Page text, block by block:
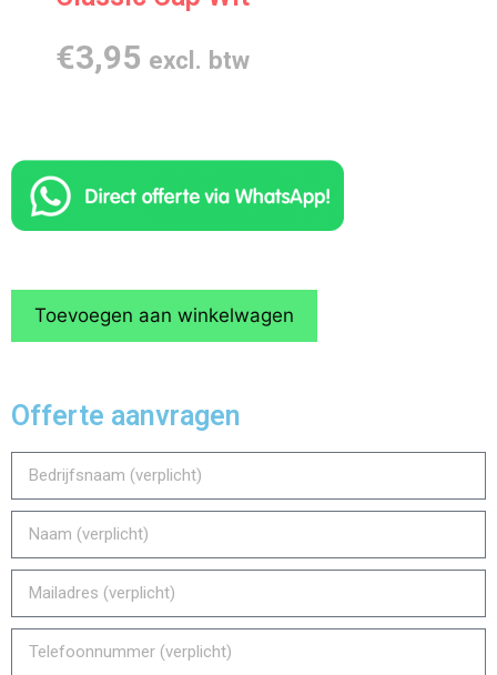
€3,95 excl. btw
Toevoegen aan winkelwagen
Offerte aanvragen